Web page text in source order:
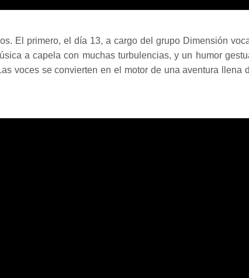
El primero, el día 13, a cargo del grupo Dimensión
a capela con muchas turbulencias, y un humor
voces se convierten en el motor de una aventura llena